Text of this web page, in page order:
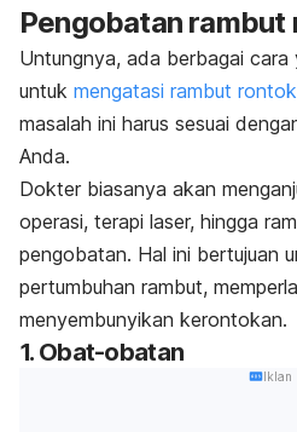
Pengobatan rambut
Untungnya, ada berbagai cara
untuk mengatasi rambut rontok
masalah ini harus sesuai
Anda.
Dokter biasanya akan
operasi, terapi laser, hingga
pengobatan. Hal ini bertujuan
pertumbuhan rambut,
menyembunyikan kerontokan.
1. Obat-obatan
Iklan